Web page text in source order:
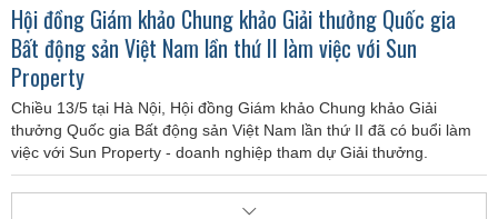
Hội đồng Giám khảo Chung khảo Giải thưởng Quốc gia
Bất động sản Việt Nam lần thứ II làm việc với Sun
Property
Chiều 13/5 tại Hà Nội, Hội đồng Giám khảo Chung khảo Giải
thưởng Quốc gia Bất động sản Việt Nam lần thứ II đã có buổi làm
việc với Sun Property - doanh nghiệp tham dự Giải thưởng.